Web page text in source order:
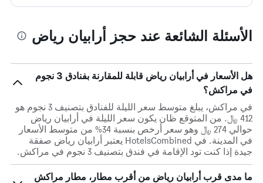
الأسئلة الشائعة عند حجز أرابيان رياض
هل الأسعار في أرابيان رياض قابلة للمقارنة بفنادق 3 نجوم
في مراكش؟
في مراكش، يبلغ متوسط ​​سعر الليلة للفنادق بتصنيف 3 نجوم هو
412 ﷼. من المتوقع ظان يكون سعر الليلة في أرابيان رياض
حوالي 274 ﷼ وهو سعر أرخص بنسبة 34% من متوسط الأسعار
في المدينة. في HotelsCombined يعتبر أرابيان رياض صفقة
جيدة إذا كنت تود الإقامة في فندق بتصنيف 3 نجوم في مراكش.
ما مدى قرب أرابيان رياض من أقرب مطار، مطار مراكش